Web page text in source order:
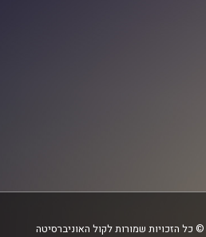
© כל הזכויות שמורות לקול האוניברסיטה